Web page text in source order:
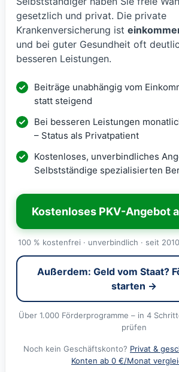
gesetzlich und privat. Die private
Krankenversicherung ist
und bei guter Gesundheit oft
besseren Leistungen.
Beiträge unabhängig vom
statt steigend
Bei besseren Leistungen
– Status als Privatpatient
Kostenloses, unverbindliches
Selbstständige spezialisierten
Kostenloses PKV-Angebot
100 % kostenfrei · unverbindlich · seit
Außerdem: Geld vom Staat?
starten →
Über 1.000 Förderprogramme – in 4
prüfen
Noch kein Geschäftskonto? Privat &
Konten ab 0 €/Monat